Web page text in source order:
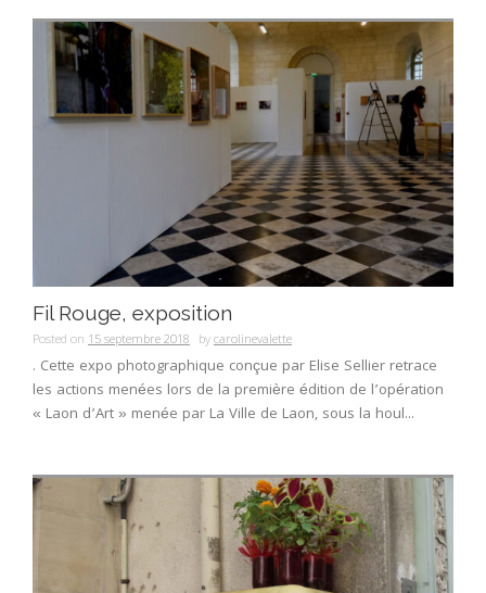
Fil Rouge, exposition
Posted on 15 septembre 2018 bycarolinevalette
. Cette expo photographique conçue par Elise Sellier retrace
les actions menées lors de la première édition de l’opération
« Laon d’Art » menée par La Ville de Laon, sous la houl...